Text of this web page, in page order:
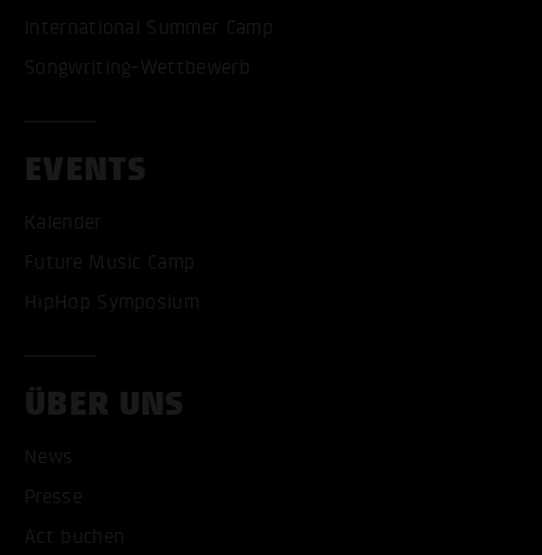
International Summer Camp
Songwriting-Wettbewerb
EVENTS
Kalender
Future Music Camp
HipHop Symposium
ÜBER UNS
News
Presse
Act buchen